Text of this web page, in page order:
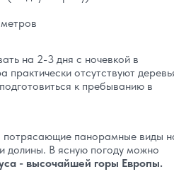
на 2-3 дня с ночевкой в
практически отсутствуют
к пребыванию в
панорамные виды
В ясную погоду можно
- высочайшей горы Европы.